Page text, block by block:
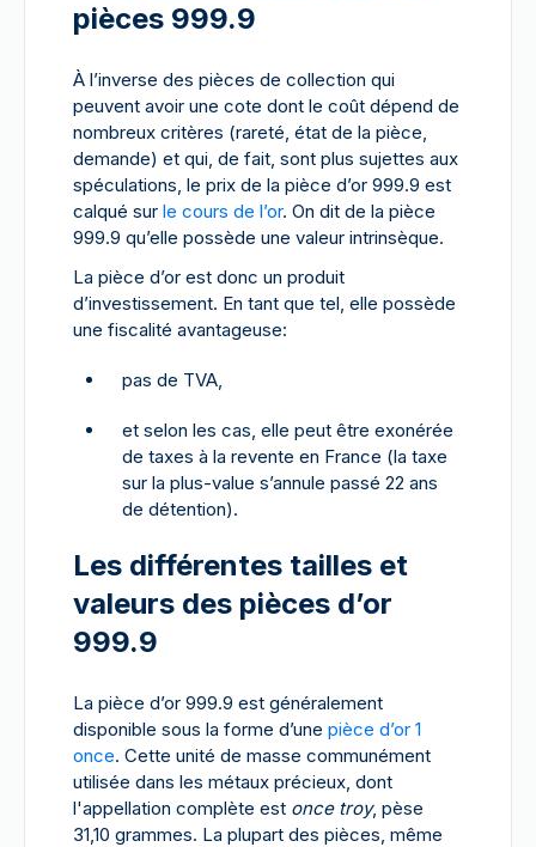
pièces 999.9
À l’inverse des pièces de collection qui
peuvent avoir une cote dont le coût dépend de
nombreux critères (rareté, état de la pièce,
demande) et qui, de fait, sont plus sujettes aux
spéculations, le prix de la pièce d’or 999.9 est
calqué sur le cours de l’or. On dit de la pièce
999.9 qu’elle possède une valeur intrinsèque.
La pièce d’or est donc un produit
d’investissement. En tant que tel, elle possède
une fiscalité avantageuse:
pas de TVA,
et selon les cas, elle peut être exonérée
de taxes à la revente en France (la taxe
sur la plus-value s’annule passé 22 ans
de détention).
Les différentes tailles et
valeurs des pièces d’or
999.9
La pièce d’or 999.9 est généralement
disponible sous la forme d’une pièce d’or 1
once. Cette unité de masse communément
utilisée dans les métaux précieux, dont
l'appellation complète est once troy, pèse
31,10 grammes. La plupart des pièces, même